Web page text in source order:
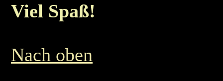
Viel Spaß!
Nach oben